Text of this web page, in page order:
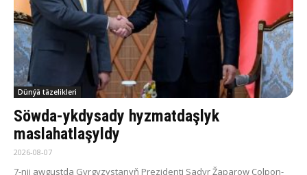
Dünýä täzelikleri
Söwda-ykdysady hyzmatdaşlyk
maslahatlaşyldy
2026-08-07
7-nji awgustda Gyrgyzystanyň Prezidenti Sadyr Žaparow Çolpon-